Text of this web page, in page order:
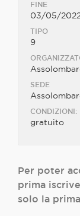
FINE
03/05/
TIPO
9
SEDE
CONDIZIONI:
gratuito
Per poter
prima
solo la